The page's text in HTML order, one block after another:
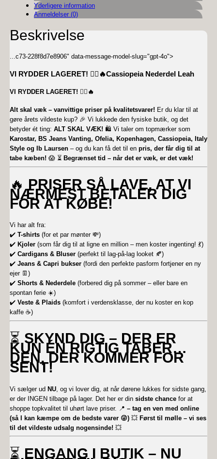
Yderligere information
Anmeldelser (0)
Beskrivelse
...c73-228f8d7e8906" data-message-model-slug="gpt-4o">
VI RYDDER LAGERET! 🏃‍♀️🔥Cassiopeia Nederdel Leah
VI RYDDER LAGERET! 🏃‍♀️🔥
Alt skal væk – vanvittige priser på kvalitetsvarer! Er du klar til at
gøre årets vildeste kup? 🎉 Vi lukkede den fysiske butik, og det
betyder ét ting: ALT SKAL VÆK! 🛍️ Vi taler om topmærker som
Karostar, BS Jeans Vanting, Ofelia, Kopenhagen, Cassiopeia, Italy
Style og Ib Laursen – og du kan få det til en pris, der får dig til at
tabe kæben! 😱 ⏳ Begrænset tid – når det er væk, er det væk!
🔥 PRISER SÅ LAVE, AT VI
NÆRMEST BETALER DIG
FOR AT KØBE!
Vi har alt fra:
✔️ T-shirts (for et par mønter 💸)
✔️ Kjoler (som får dig til at ligne en million – men koster ingenting! 💃)
✔️ Cardigans & Bluser (perfekt til lag-på-lag looket 🍂)
✔️ Jeans & Capri bukser (fordi den perfekte pasform fortjener en ny
ejer 👖)
✔️ Shorts & Nederdele (forbered dig på sommer – eller bare en
spontan ferie ☀️)
✔️ Veste & Plaids (komfort i verdensklasse, der nu koster en kop
kaffe ☕)
⏳ SKYND DIG – DER ER
KUN ÉN RIGTIG TABER…
DEN, DER KOMMER FOR
SENT!
Vi sælger ud NU , og vi lover dig, at når dørene lukkes for sidste gang,
er der INGEN tilbage på lager. Det her er din sidste chance for at
shoppe topkvalitet til uhørt lave priser. 📍 – tag en ven med online
(så I kan kæmpe om de bedste varer 😜) 💥 Først til mølle – vi ses
til det vildeste udsalg nogensinde! 💥
⏳ ENGANG I BUTIK – NU